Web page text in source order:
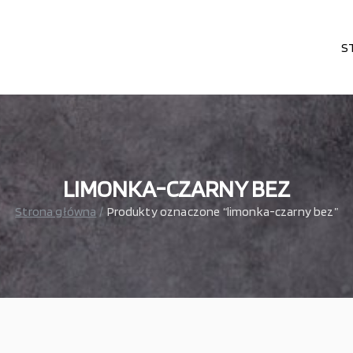
LIMONKA-CZARNY BEZ
Strona główna Produkty oznaczone “limonka-czarny bez”